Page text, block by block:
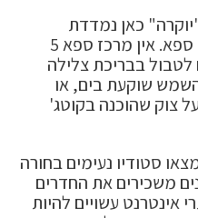
כאן נמדדת
בפרטיות ושלווה, לא במתקני ספא. אין מרכז ספא 5
לטבול בבריכת צלילה
שוקעת בים, או
צוק שהוכנה בקוטג'
סטודיו נעימים בחורה
משכירים את החדרים
אינטרנט עשויים להיות